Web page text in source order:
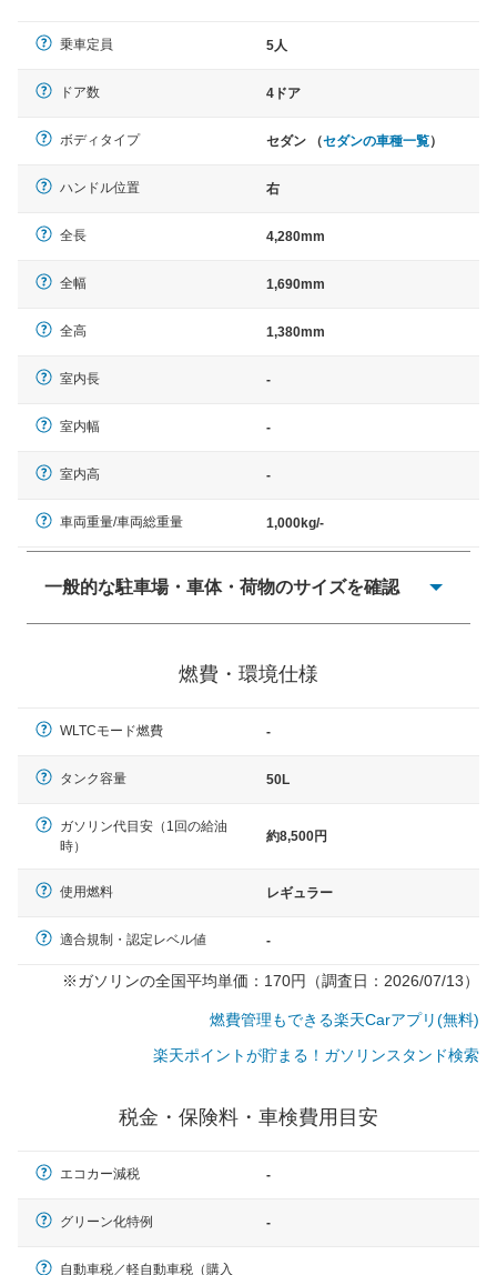
乗車定員 5人
ドア数 4ドア
ボディタイプ セダン （セダンの車種一覧）
ハンドル位置 右
全長 4,280mm
全幅 1,690mm
全高 1,380mm
室内長 -
室内幅 -
室内高 -
車両重量/車両総重量 1,000kg/-
一般的な駐車場・車体・荷物のサイズを確認
× 長さ 5,000mm 車路幅 5,000mmというサイズが標準値
一般的な車体のサイズの目安
燃費・環境仕様
WLTCモード燃費 -
タンク容量 50L
ガソリン代目安（1回の給油
時）
約8,500円
使用燃料 レギュラー
適合規制・認定レベル値 -
※ガソリンの全国平均単価：170円（調査日：2026/07/13）
燃費管理もできる楽天Carアプリ(無料)
楽天ポイントが貯まる！ガソリンスタンド検索
税金・保険料・車検費用目安
エコカー減税 -
グリーン化特例 -
自動車税／軽自動車税（購入